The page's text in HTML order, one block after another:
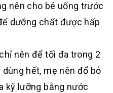
nên cho bé uống trước
dưỡng chất được hấp
nên để tối đa trong 2
hết, mẹ nên đổ bỏ
kỹ lưỡng bằng nước